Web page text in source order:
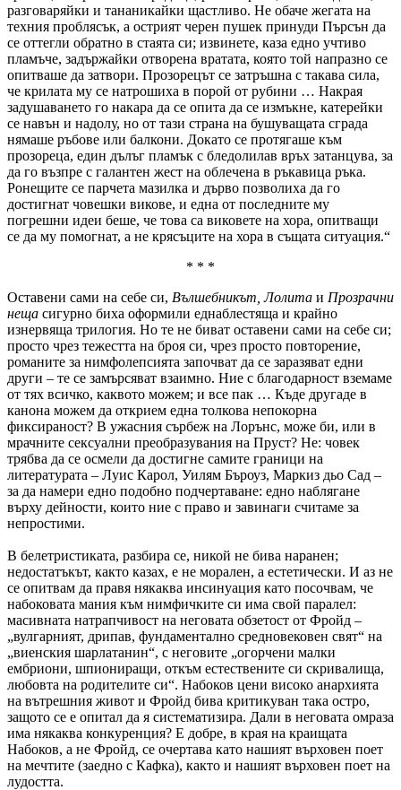
разговаряйки и тананикайки щастливо. Не обаче жегата на
техния проблясък, а острият черен пушек принуди Пърсън да
се оттегли обратно в стаята си; извинете, каза едно учтиво
пламъче, задържайки отворена вратата, която той напразно се
опитваше да затвори. Прозорецът се затръшна с такава сила,
че крилата му се натрошиха в порой от рубини … Накрая
задушаването го накара да се опита да се измъкне, катерейки
се навън и надолу, но от тази страна на бушуващата сграда
нямаше ръбове или балкони. Докато се протягаше към
прозореца, един дълъг пламък с бледолилав връх затанцува, за
да го възпре с галантен жест на облечена в ръкавица ръка.
Ронещите се парчета мазилка и дърво позволиха да го
достигнат човешки викове, и една от последните му
погрешни идеи беше, че това са виковете на хора, опитващи
се да му помогнат, а не крясъците на хора в същата ситуация.“
* * *
Оставени сами на себе си, Вълшебникът, Лолита и Прозрачни
неща сигурно биха оформили еднаблестяща и крайно
изнервяща трилогия. Но те не биват оставени сами на себе си;
просто чрез тежестта на броя си, чрез просто повторение,
романите за нимфолепсията започват да се заразяват едни
други – те се замърсяват взаимно. Ние с благодарност вземаме
от тях всичко, каквото можем; и все пак … Къде другаде в
канона можем да открием една толкова непокорна
фиксираност? В ужасния сърбеж на Лорънс, може би, или в
мрачните сексуални преобразувания на Пруст? Не: човек
трябва да се осмели да достигне самите граници на
литературата – Луис Карол, Уилям Бъроуз, Маркиз дьо Сад –
за да намери едно подобно подчертаване: едно наблягане
върху дейности, които ние с право и завинаги считаме за
непростими.
В белетристиката, разбира се, никой не бива наранен;
недостатъкът, както казах, е не морален, а естетически. И аз не
се опитвам да правя някаква инсинуация като посочвам, че
набоковата мания към нимфичките си има свой паралел:
масивната натрапчивост на неговата обзетост от Фройд –
„вулгарният, дрипав, фундаментално средновековен свят“ на
„виенския шарлатанин“, с неговите „огорчени малки
ембриони, шпиониращи, откъм естествените си скривалища,
любовта на родителите си“. Набоков цени високо анархията
на вътрешния живот и Фройд бива критикуван така остро,
защото се е опитал да я систематизира. Дали в неговата омраза
има някаква конкуренция? Е добре, в края на краищата
Набоков, а не Фройд, се очертава като нашият върховен поет
на мечтите (заедно с Кафка), както и нашият върховен поет на
лудостта.